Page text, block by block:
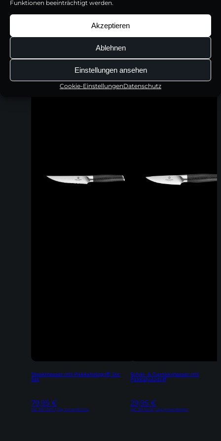
Funktionen beeinträchtigt werden.
Akzeptieren
Ablehnen
Einstellungen ansehen
Cookie-EinstellungenDatenschutz
‏‏‎
Steakmesser mit Pakkaholzgriff, 2er
Set
79,95 €
Inkl. 19% MwSt | zzgl. Versandkosten
Schäl- & Garniermesser mit
Pakkaholzgriff
29,95 €
Inkl. 19% MwSt | zzgl. Versandkosten